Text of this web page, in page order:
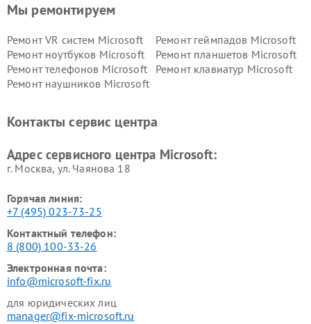
Мы ремонтируем
Ремонт VR систем Microsoft
Ремонт геймпадов Microsoft
Ремонт ноутбуков Microsoft
Ремонт планшетов Microsoft
Ремонт телефонов Microsoft
Ремонт клавиатур Microsoft
Ремонт наушников Microsoft
Контакты сервис центра
Адрес сервисного центра Microsoft:
г. Москва, ул. Чаянова 18
Горячая линия:
+7 (495) 023-73-25
Контактный телефон:
8 (800) 100-33-26
Электронная почта:
info@microsoft-fix.ru
для юридических лиц
manager@fix-microsoft.ru